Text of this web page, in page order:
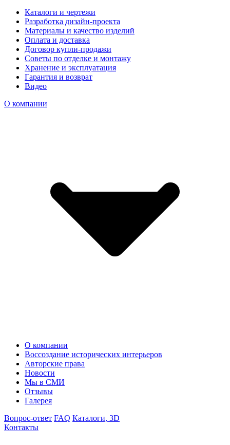
Каталоги и чертежи
Разработка дизайн-проекта
Материалы и качество изделий
Оплата и доставка
Договор купли-продажи
Советы по отделке и монтажу
Хранение и эксплуатация
Гарантия и возврат
Видео
О компании
О компании
Воссоздание исторических интерьеров
Авторские права
Новости
Мы в СМИ
Отзывы
Галерея
Вопрос-ответ FAQ Каталоги, 3D
Контакты